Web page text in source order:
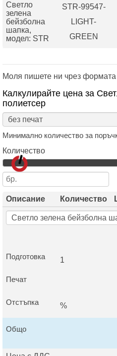
Светло
зелена
бейзболна
шапка,
модел: STR
STR-99547-
LIGHT-
GREEN
Моля пишете ни чрез формата
Калкулирайте цена за
полиетсер
Минимално количество за
Количество
Описание Количество
Подготовка
1
Печат
Отстъпка %
Общо